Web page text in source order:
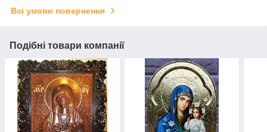
Всі умови повернення
Подібні товари компанії